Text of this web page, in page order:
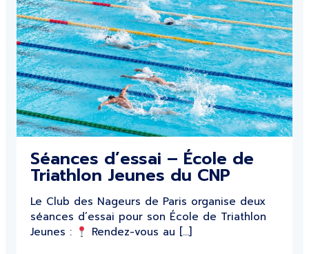
Séances d’essai – École de
Triathlon Jeunes du CNP
Le Club des Nageurs de Paris organise deux
séances d’essai pour son École de Triathlon
Jeunes :
Rendez-vous au […]